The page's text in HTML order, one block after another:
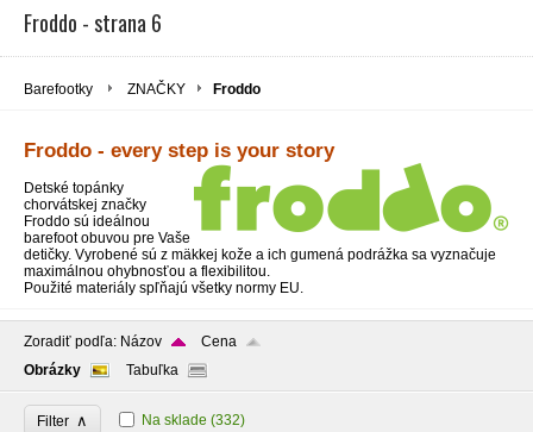
Froddo - strana 6
Barefootky ZNAČKY Froddo
Froddo - every step is your story
Detské topánky
chorvátskej značky
Froddo sú ideálnou
barefoot obuvou pre Vaše
detičky. Vyrobené sú z mäkkej kože a ich gumená podrážka sa vyznačuje
maximálnou ohybnosťou a flexibilitou.
Použité materiály spľňajú všetky normy EU.
Zoradiť podľa: Názov
Cena
Obrázky
Tabuľka
Filter ∧ Na sklade (332)